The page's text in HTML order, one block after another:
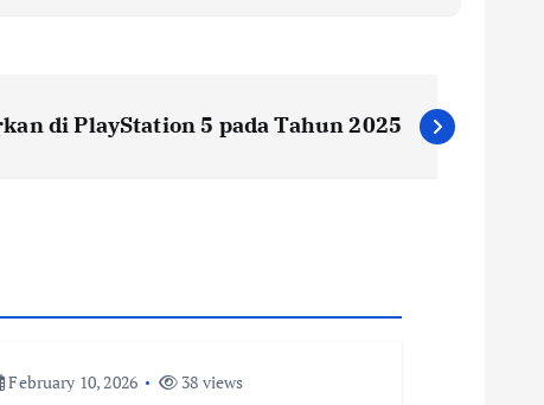
di PlayStation 5 pada Tahun 2025
February 10, 2026 38 views